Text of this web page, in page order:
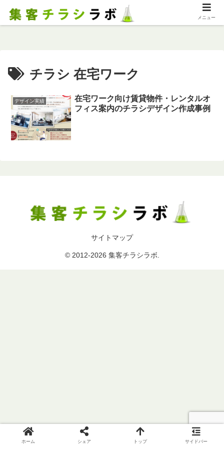
チラシ 在宅ワーク
デザイン実績
在宅ワーク向け賃貸物件・レンタルオ
フィス案内のチラシデザイン作成事例
サイトマップ
© 2012-2026 集客チラシラボ.
メニュー
ホーム シェア トップ サイドバー